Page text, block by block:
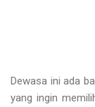
Dewasa ini ada
yang ingin